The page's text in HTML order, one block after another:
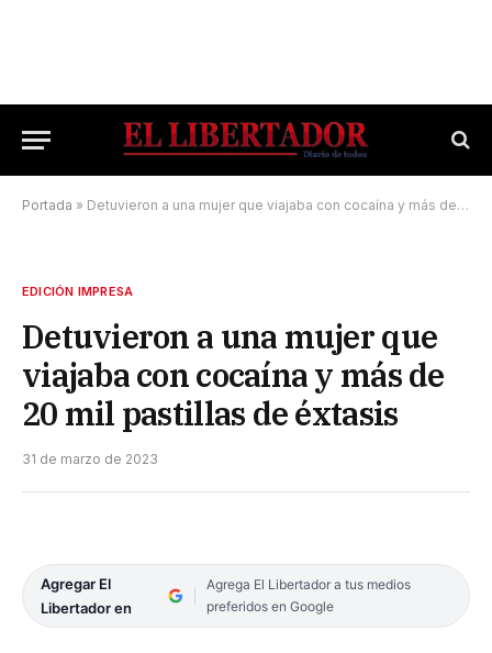
Portada » Detuvieron a una mujer que viajaba con cocaína y más de 20 mil pastillas de éxtasis
EDICIÓN IMPRESA
Detuvieron a una mujer que
viajaba con cocaína y más de
20 mil pastillas de éxtasis
31 de marzo de 2023
Agregar El
Libertador en
Agrega El Libertador a tus medios
preferidos en Google